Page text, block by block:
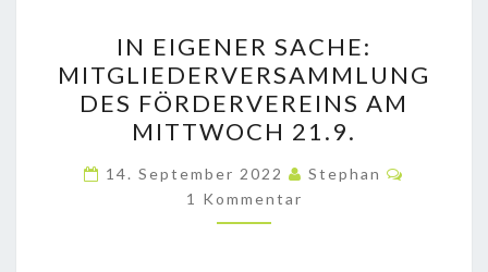
EIGENER
SACHE:
DES
FÖRDERVEREINS
AM
MITTWOCH
IN EIGENER SACHE:
MITGLIEDERVERSAMMLUNG
DES FÖRDERVEREINS AM
MITTWOCH 21.9.
14. September 2022 Stephan
1 Kommentar